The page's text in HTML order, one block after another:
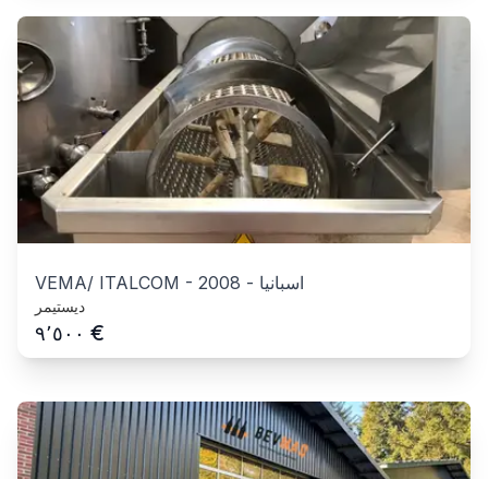
VEMA/ ITALCOM - 2008 - اسبانيا
ديستيمر
٩٬٥٠٠ €